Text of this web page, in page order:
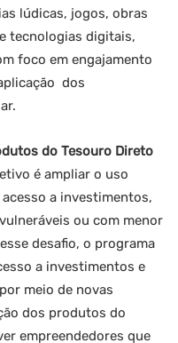
lúdicas, jogos, obras
tecnologias digitais,
foco em engajamento
dos
do Tesouro Direto
é ampliar o uso
a investimentos,
ou com menor
desafio, o programa
a investimentos e
meio de novas
dos produtos do
empreendedores que